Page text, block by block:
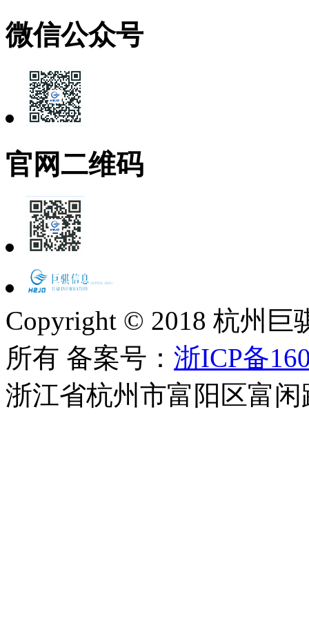
微信公众号
官网二维码
Copyright © 2018 杭州
所有 备案号： 浙ICP备
浙江省杭州市富阳区富